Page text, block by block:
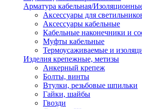
Арматура кабельная/
Аксессуары для
Аксессуары кабельные
Кабельные наконечники и
Муфты кабельные
Термоусаживаемые и
Изделия крепежные, метизы
Анкерный крепеж
Болты, винты
Втулки, резьбовые шпильки
Гайки, шайбы
Гвозди